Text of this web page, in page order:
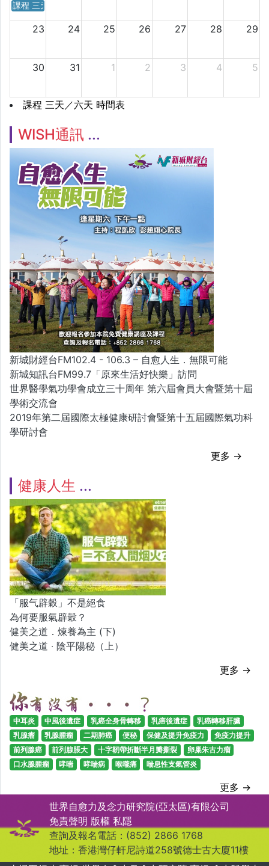
課程 三天／六天 時間表
23 24 25 26 27 28 29
30 31 1 2 3 4 5
課程 三天／六天 時間表
WISH通訊
新城財經台FM102.4 - 106.3 – 自愈人生．無限可能
新城知訊台FM99.7「原來生活好快樂」訪問
世界醫學氣功學會成立三十周年 第六屆會員大會暨第十屆
學術交流會
2019年第二屆國際太極健康研討會暨第十五屆國際氣功科
學研討會
更多 →
健康人生
「服气辟穀」不是絕食
為何要服氣辟穀？
健美之道．煉養為主 (下)
健美之道 ‧ 陰平陽秘（上）
更多 →
中耳炎 中風後遺症 乳癌全身骨轉移 乳癌後遺症
乳癌轉移肝臟
乳腺瘤
乳腺腫瘤 二期肺癌 便秘 保健及提升免疫力
免疫力提升
前列腺癌
前列腺脹大 十字靭帶折斷半月瓣撕裂
卵巢朱古力瘤
口水腺腫瘤
哮喘 哮喘病 喉嚨痛 喘息性支氣管炎
更多 →
世界自愈力及念力研究院(亞太區)有限公司
免責聲明 版權 私隱
查詢及報名電話：(852) 2866 1768
地址：香港灣仔軒尼詩道258號德士古大廈11樓